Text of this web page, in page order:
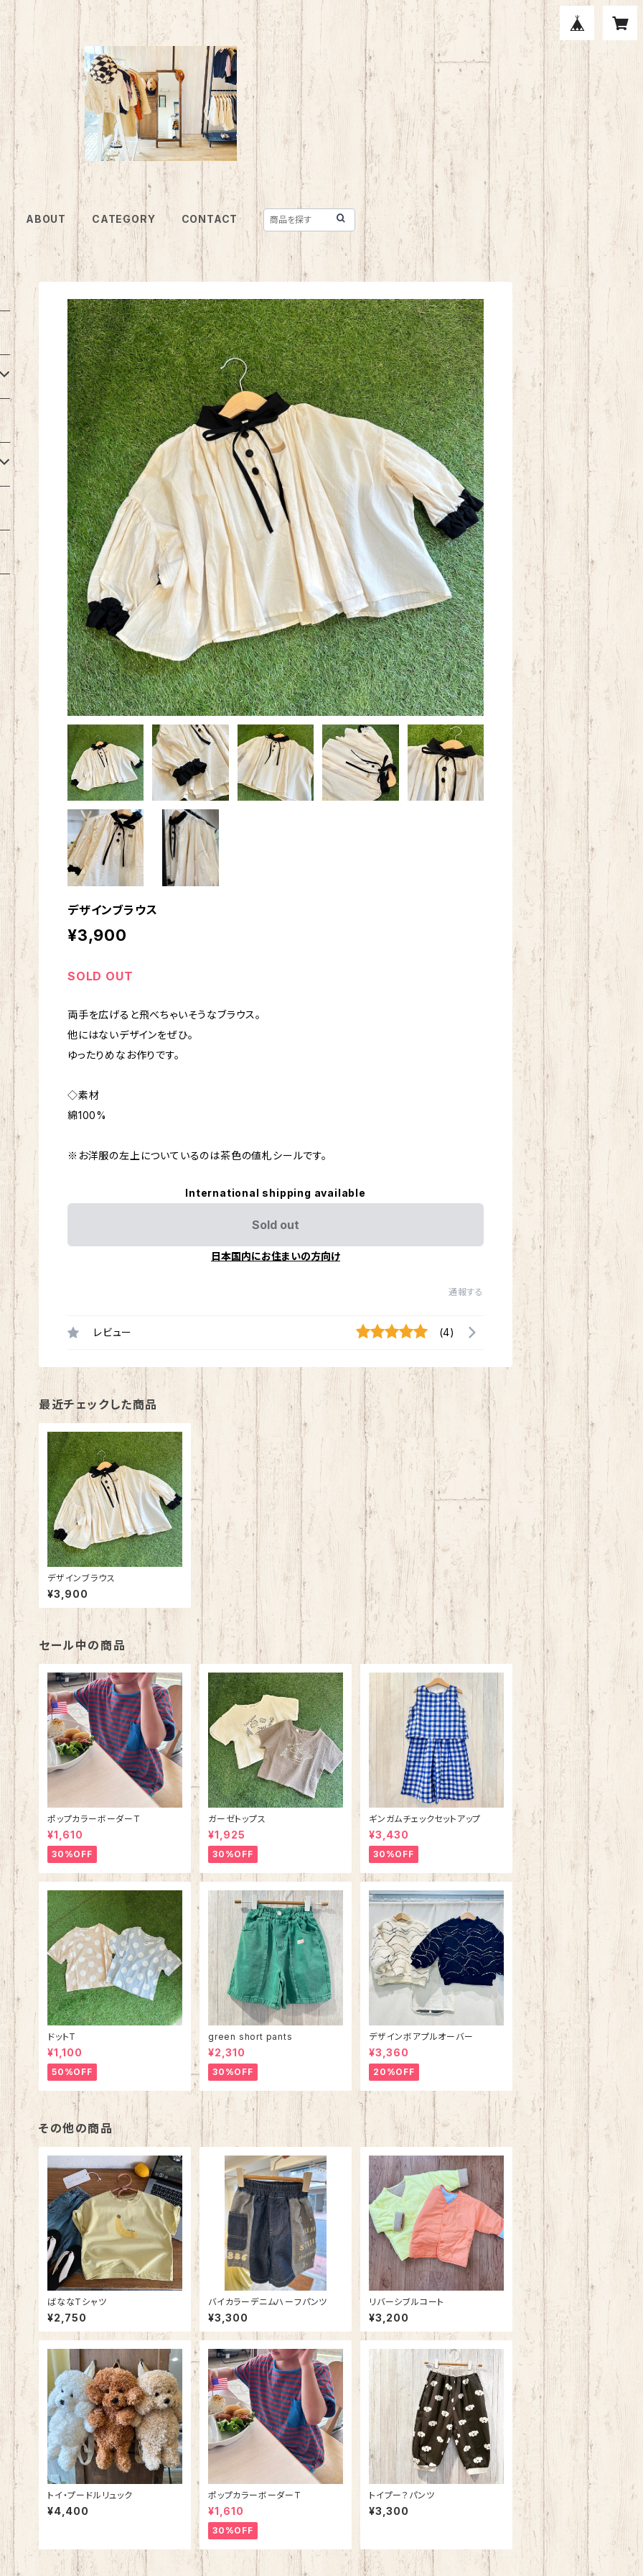
ABOUT CATEGORY CONTACT
デザインブラウス
¥3,900
SOLD OUT
両手を広げると飛べちゃいそうなブラウス。
他にはないデザインをぜひ。
ゆったりめなお作りです。
◇素材
綿100%
※お洋服の左上についているのは茶色の値札シールです。
International shipping available
Sold out
日本国内にお住まいの方向け
通報する
レビュー (4)
最近チェックした商品
デザインブラウス
¥3,900
セール中の商品
ポップカラーボーダーT
¥1,610
30%OFF
ガーゼトップス
¥1,925
30%OFF
ギンガムチェックセットアップ
¥3,430
30%OFF
ドットT
¥1,100
50%OFF
green short pants
¥2,310
30%OFF
デザインボアプルオーバー
¥3,360
20%OFF
その他の商品
ばななTシャツ
¥2,750
バイカラーデニムハーフパンツ
¥3,300
リバーシブルコート
¥3,200
トイ・プードルリュック
¥4,400
ポップカラーボーダーT
¥1,610
30%OFF
トイプー？パンツ
¥3,300